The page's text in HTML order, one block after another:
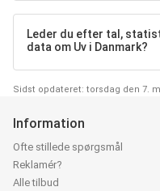
Leder du efter tal,
data om Uv i Danmark?
Sidst opdateret: torsdag den 7.
Information
Ofte stillede spørgsmål
Reklamér?
Alle tilbud